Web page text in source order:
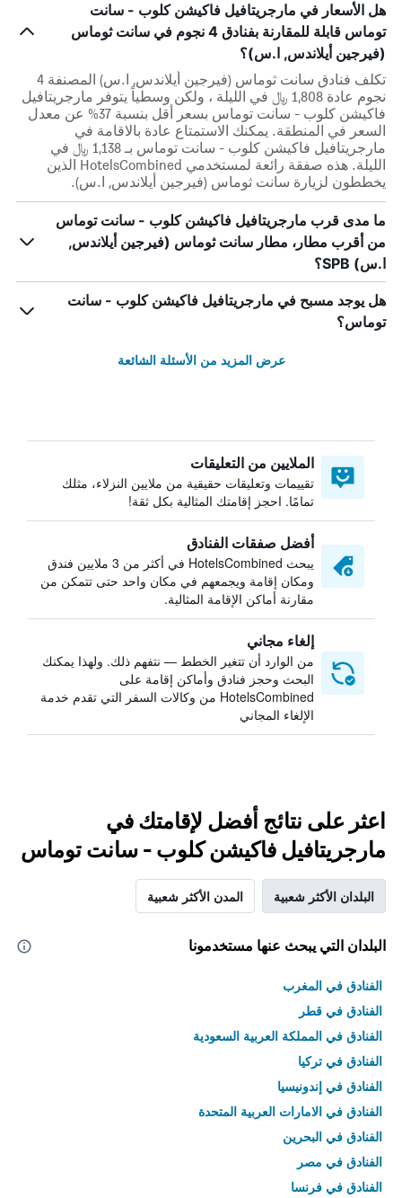
هل الأسعار في مارجريتافيل فاكيشن كلوب - سانت
توماس قابلة للمقارنة بفنادق 4 نجوم في سانت ثوماس
(فيرجين أيلاندس, ا.س)؟
تكلف فنادق سانت ثوماس (فيرجين أيلاندس, ا.س) المصنفة 4
نجوم عادة 1,808 ﷼ في الليلة ، ولكن وسطياً يتوفر مارجريتافيل
فاكيشن كلوب - سانت توماس بسعر أقل بنسبة 37% عن معدل
السعر في المنطقة. يمكنك الاستمتاع عادة بالاقامة في
مارجريتافيل فاكيشن كلوب - سانت توماس بـ 1,138 ﷼ في
الليلة. هذه صفقة رائعة لمستخدمي HotelsCombined الذين
يخططون لزيارة سانت ثوماس (فيرجين أيلاندس, ا.س).
ما مدى قرب مارجريتافيل فاكيشن كلوب - سانت توماس
من أقرب مطار، مطار سانت ثوماس (فيرجين أيلاندس,
ا.س) SPB؟
هل يوجد مسبح في مارجريتافيل فاكيشن كلوب - سانت
توماس؟
عرض المزيد من الأسئلة الشائعة
الملايين من التعليقات
تقييمات وتعليقات حقيقية من ملايين النزلاء، مثلك
تمامًا. احجز إقامتك المثالية بكل ثقة!
أفضل صفقات الفنادق
يبحث HotelsCombined في أكثر من 3 ملايين فندق
ومكان إقامة ويجمعهم في مكان واحد حتى تتمكن من
مقارنة أماكن الإقامة المثالية.
إلغاء مجاني
من الوارد أن تتغير الخطط — نتفهم ذلك. ولهذا يمكنك
البحث وحجز فنادق وأماكن إقامة على
HotelsCombined من وكالات السفر التي تقدم خدمة
الإلغاء المجاني
اعثر على نتائج أفضل لإقامتك في
مارجريتافيل فاكيشن كلوب - سانت توماس
البلدان الأكثر شعبية المدن الأكثر شعبية
البلدان التي يبحث عنها مستخدمونا
الفنادق في المغرب
الفنادق في قطر
الفنادق في المملكة العربية السعودية
الفنادق في تركيا
الفنادق في إندونيسيا
الفنادق في الامارات العربية المتحدة
الفنادق في البحرين
الفنادق في مصر
الفنادق في فرنسا